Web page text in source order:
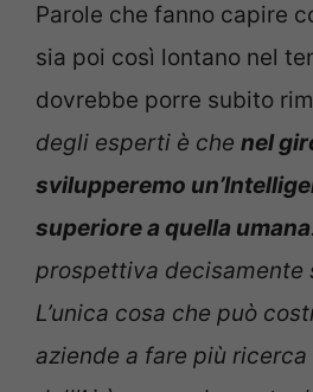
Parole che fanno capire
sia poi così lontano nel
dovrebbe porre subito
degli esperti è che nel
svilupperemo
superiore a quella umana
prospettiva decisamente
L’unica cosa che può
aziende a fare più